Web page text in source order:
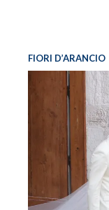
FIORI D’ARANCIO